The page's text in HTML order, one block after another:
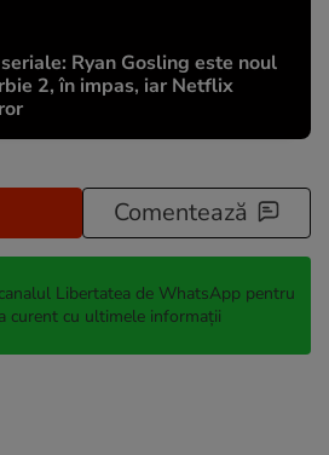
Ryan Gosling este noul
2, în impas, iar Netflix
Comentează
Libertatea de WhatsApp pentru
curent cu ultimele informații